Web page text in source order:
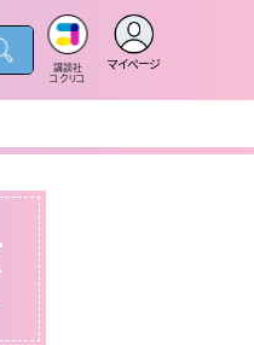
講談社
コクリコ
マイページ